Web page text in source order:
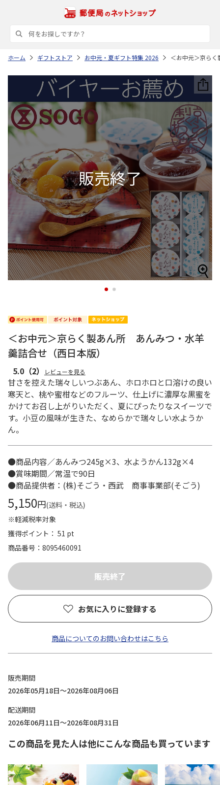
ホーム ギフトストア お中元・夏ギフト特集 2026 ＜お中元＞京ら
1 2
＜お中元＞京らく製あん所 あんみつ・水羊
羹詰合せ（西日本版）
5.0 （2） レビューを見る
甘さを控えた瑞々しいつぶあん、ホロホロと口溶けの良い
寒天と、桃や蜜柑などのフルーツ、仕上げに濃厚な黒蜜を
かけてお召し上がりいただく、夏にぴったりなスイーツで
す。小豆の風味が生きた、なめらかで瑞々しい水ようか
ん。
●商品内容／あんみつ245g×3、水ようかん132g×4
●賞味期間／常温で90日
●商品提供者：(株)そごう・西武 商事事業部(そごう)
5,150円(送料・税込)
※軽減税率対象
獲得ポイント： 51 pt
商品番号
8095460091
お気に入りに登録する
商品についてのお問い合わせはこちら
販売期間
2026年05月18日～2026年08月06日
配送期間
2026年06月11日～2026年08月31日
この商品を見た人は他にこんな商品も買っています